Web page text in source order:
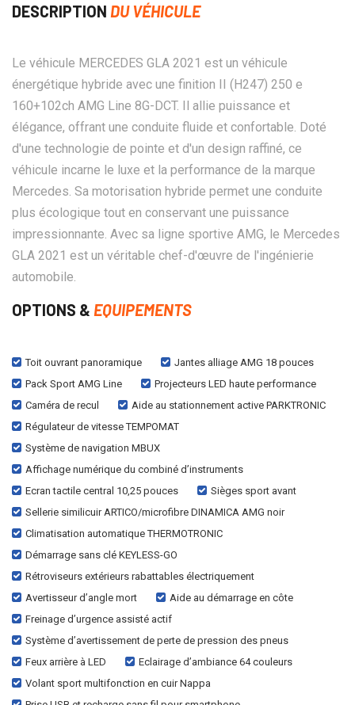
DESCRIPTION DU VÉHICULE
Le véhicule MERCEDES GLA 2021 est un véhicule
énergétique hybride avec une finition II (H247) 250 e
160+102ch AMG Line 8G-DCT. Il allie puissance et
élégance, offrant une conduite fluide et confortable. Doté
d'une technologie de pointe et d'un design raffiné, ce
véhicule incarne le luxe et la performance de la marque
Mercedes. Sa motorisation hybride permet une conduite
plus écologique tout en conservant une puissance
impressionnante. Avec sa ligne sportive AMG, le Mercedes
GLA 2021 est un véritable chef-d'œuvre de l'ingénierie
automobile.
OPTIONS & EQUIPEMENTS
Toit ouvrant panoramique
Jantes alliage AMG 18 pouces
Pack Sport AMG Line
Projecteurs LED haute performance
Caméra de recul
Aide au stationnement active PARKTRONIC
Régulateur de vitesse TEMPOMAT
Système de navigation MBUX
Affichage numérique du combiné d’instruments
Ecran tactile central 10,25 pouces
Sièges sport avant
Sellerie similicuir ARTICO/microfibre DINAMICA AMG noir
Climatisation automatique THERMOTRONIC
Démarrage sans clé KEYLESS-GO
Rétroviseurs extérieurs rabattables électriquement
Avertisseur d’angle mort
Aide au démarrage en côte
Freinage d’urgence assisté actif
Système d’avertissement de perte de pression des pneus
Feux arrière à LED
Eclairage d’ambiance 64 couleurs
Volant sport multifonction en cuir Nappa